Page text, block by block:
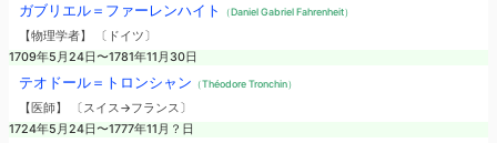
ガブリエル＝ファーレンハイト （Daniel Gabriel Fahrenheit）
【物理学者】 〔ドイツ〕
1709年5月24日〜1781年11月30日
テオドール＝トロンシャン （Théodore Tronchin）
【医師】 〔スイス→フランス〕
1724年5月24日〜1777年11月？日